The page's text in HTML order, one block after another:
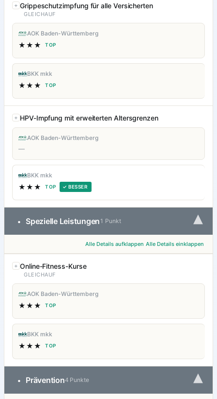
Grippeschutzimpfung für alle Versicherten
GLEICHAUF
AOK Baden-Württemberg
★★★ TOP
BKK mkk
★★★ TOP
HPV-Impfung mit erweiterten Altersgrenzen
AOK Baden-Württemberg
—
BKK mkk
★★★ TOP ✓ BESSER
• Spezielle Leistungen 1 Punkt ▾
Alle Details aufklappen Alle Details einklappen
Online-Fitness-Kurse
GLEICHAUF
AOK Baden-Württemberg
★★★ TOP
BKK mkk
★★★ TOP
• Prävention4 Punkte ▾